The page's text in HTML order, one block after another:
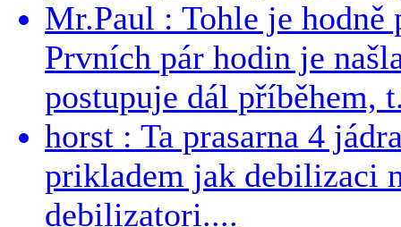
Mr.Paul : Tohle je hodně
Prvních pár hodin je
postupuje dál příběhem,
horst : Ta prasarna 4
prikladem jak debilizaci
debilizatori....